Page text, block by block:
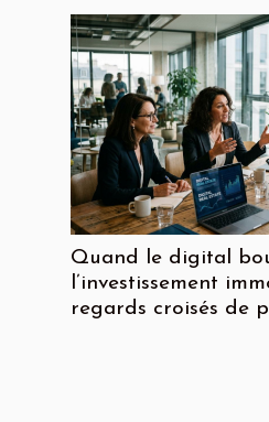
Quand le digital
l’investissement
regards croisés de